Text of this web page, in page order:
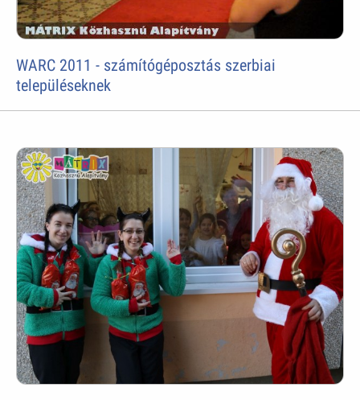
WARC 2011 - számítógéposztás szerbiai
településeknek